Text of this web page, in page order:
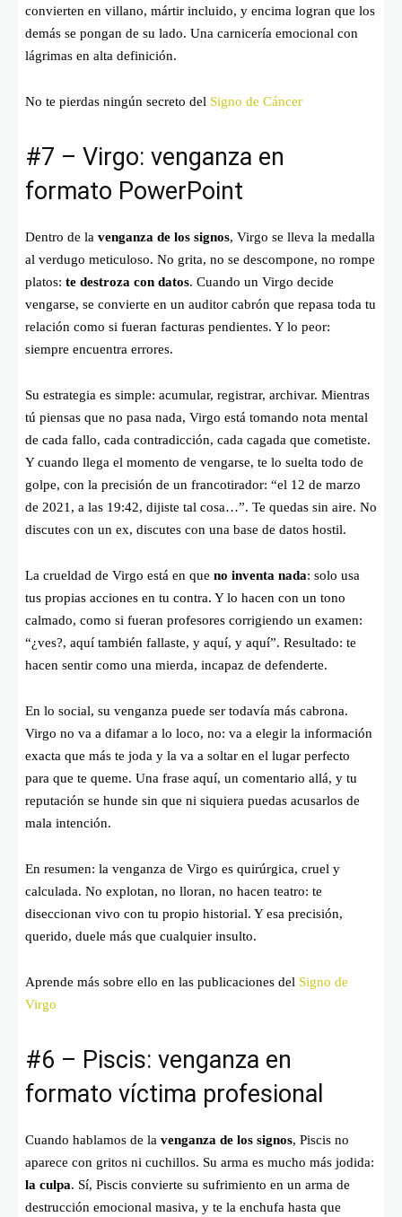
convierten en villano, mártir incluido, y encima logran que los
demás se pongan de su lado. Una carnicería emocional con
lágrimas en alta definición.
No te pierdas ningún secreto del Signo de Cáncer
#7 – Virgo: venganza en
formato PowerPoint
Dentro de la venganza de los signos, Virgo se lleva la medalla
al verdugo meticuloso. No grita, no se descompone, no rompe
platos: te destroza con datos. Cuando un Virgo decide
vengarse, se convierte en un auditor cabrón que repasa toda tu
relación como si fueran facturas pendientes. Y lo peor:
siempre encuentra errores.
Su estrategia es simple: acumular, registrar, archivar. Mientras
tú piensas que no pasa nada, Virgo está tomando nota mental
de cada fallo, cada contradicción, cada cagada que cometiste.
Y cuando llega el momento de vengarse, te lo suelta todo de
golpe, con la precisión de un francotirador: “el 12 de marzo
de 2021, a las 19:42, dijiste tal cosa…”. Te quedas sin aire. No
discutes con un ex, discutes con una base de datos hostil.
La crueldad de Virgo está en que no inventa nada: solo usa
tus propias acciones en tu contra. Y lo hacen con un tono
calmado, como si fueran profesores corrigiendo un examen:
“¿ves?, aquí también fallaste, y aquí, y aquí”. Resultado: te
hacen sentir como una mierda, incapaz de defenderte.
En lo social, su venganza puede ser todavía más cabrona.
Virgo no va a difamar a lo loco, no: va a elegir la información
exacta que más te joda y la va a soltar en el lugar perfecto
para que te queme. Una frase aquí, un comentario allá, y tu
reputación se hunde sin que ni siquiera puedas acusarlos de
mala intención.
En resumen: la venganza de Virgo es quirúrgica, cruel y
calculada. No explotan, no lloran, no hacen teatro: te
diseccionan vivo con tu propio historial. Y esa precisión,
querido, duele más que cualquier insulto.
Aprende más sobre ello en las publicaciones del Signo de
Virgo
#6 – Piscis: venganza en
formato víctima profesional
Cuando hablamos de la venganza de los signos, Piscis no
aparece con gritos ni cuchillos. Su arma es mucho más jodida:
la culpa. Sí, Piscis convierte su sufrimiento en un arma de
destrucción emocional masiva, y te la enchufa hasta que